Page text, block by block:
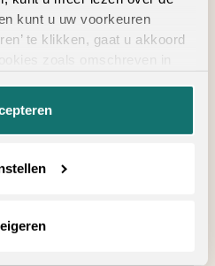
kunt u uw voorkeuren
te klikken, gaat u akkoord